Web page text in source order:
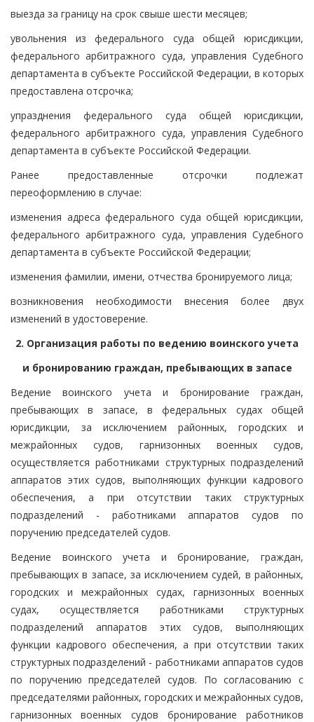
выезда за границу на срок свыше шести месяцев;
увольнения из федерального суда общей юрисдикции,
федерального арбитражного суда, управления Судебного
департамента в субъекте Российской Федерации, в которых
предоставлена отсрочка;
упразднения федерального суда общей юрисдикции,
федерального арбитражного суда, управления Судебного
департамента в субъекте Российской Федерации.
Ранее предоставленные отсрочки подлежат
переоформлению в случае:
изменения адреса федерального суда общей юрисдикции,
федерального арбитражного суда, управления Судебного
департамента в субъекте Российской Федерации;
изменения фамилии, имени, отчества бронируемого лица;
возникновения необходимости внесения более двух
изменений в удостоверение.
2. Организация работы по ведению воинского учета
и бронированию граждан, пребывающих в запасе
Ведение воинского учета и бронирование граждан,
пребывающих в запасе, в федеральных судах общей
юрисдикции, за исключением районных, городских и
межрайонных судов, гарнизонных военных судов,
осуществляется работниками структурных подразделений
аппаратов этих судов, выполняющих функции кадрового
обеспечения, а при отсутствии таких структурных
подразделений - работниками аппаратов судов по
поручению председателей судов.
Ведение воинского учета и бронирование, граждан,
пребывающих в запасе, за исключением судей, в районных,
городских и межрайонных судах, гарнизонных военных
судах, осуществляется работниками структурных
подразделений аппаратов этих судов, выполняющих
функции кадрового обеспечения, а при отсутствии таких
структурных подразделений - работниками аппаратов судов
по поручению председателей судов. По согласованию с
председателями районных, городских и межрайонных судов,
гарнизонных военных судов бронирование работников